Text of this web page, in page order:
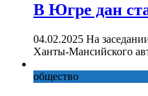
В Югре дан
04.02.2025 На
Ханты-Мансийского
общество